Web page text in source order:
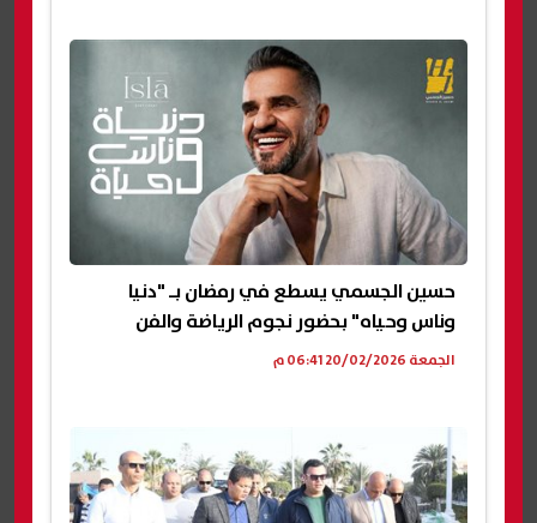
حسين الجسمي يسطع في رمضان بـ "دنيا
وناس وحياه" بحضور نجوم الرياضة والفن
الجمعة 20/02/2026 06:41 م